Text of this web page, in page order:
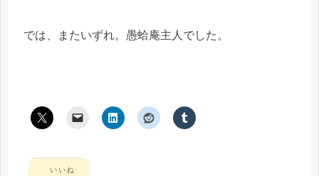
では、またいずれ。愚蛤庵主人でした。
いいね: